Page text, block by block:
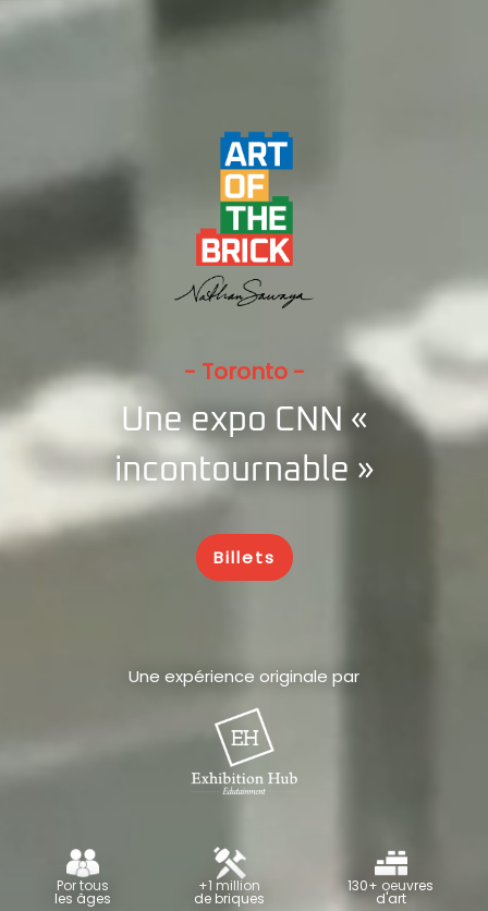
- Toronto -
Une expo CNN «
incontournable »
Billets
Une expérience originale par
Por tous
les âges
+1 million
de briques
130+ oeuvres
d'art